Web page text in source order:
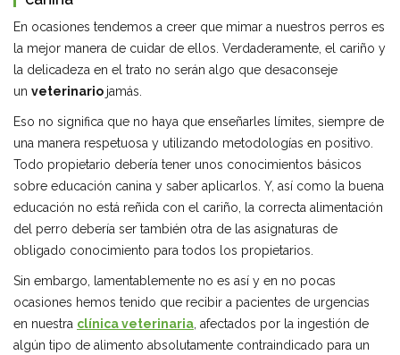
En ocasiones tendemos a creer que mimar a nuestros perros es
la mejor manera de cuidar de ellos. Verdaderamente, el cariño y
la delicadeza en el trato no serán algo que desaconseje
un veterinario jamás.
Eso no significa que no haya que enseñarles límites, siempre de
una manera respetuosa y utilizando metodologías en positivo.
Todo propietario debería tener unos conocimientos básicos
sobre educación canina y saber aplicarlos. Y, así como la buena
educación no está reñida con el cariño, la correcta alimentación
del perro debería ser también otra de las asignaturas de
obligado conocimiento para todos los propietarios.
Sin embargo, lamentablemente no es así y en no pocas
ocasiones hemos tenido que recibir a pacientes de urgencias
en nuestra clínica veterinaria , afectados por la ingestión de
algún tipo de alimento absolutamente contraindicado para un